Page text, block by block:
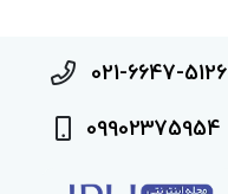
021-6647-5126
09902375954